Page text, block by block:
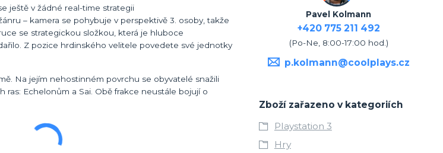
ještě v žádné real-time strategii
– kamera se pohybuje v perspektivě 3. osoby, takže
se strategickou složkou, která je hluboce
Z pozice hrdinského velitele povedete své jednotky
Na jejím nehostinném povrchu se obyvatelé snažili
Echelonům a Sai. Obě frakce neustále bojují o
Pavel Kolmann
+420 775 211 492
(Po-Ne, 8:00-17:00 hod.)
p.kolmann@coolplays.cz
Zboží zařazeno v kategoriích
Playstation 3
Hry